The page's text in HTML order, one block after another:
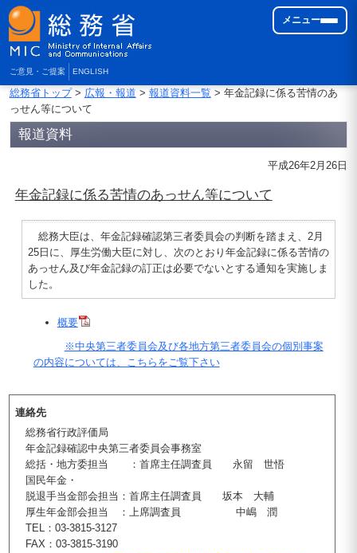
ご意見・ご提案 ENGLISH
メニュー
総務省トップ> 広報・報道 > 報道資料一覧> 年金記録に係る苦情のあ
っせん等について
報道資料
平成26年2月26日
年金記録に係る苦情のあっせん等について
総務大臣は、年金記録確認第三者委員会の判断を踏まえ、2月
25日に、厚生労働大臣に対し、次のとおり年金記録に係る苦情の
あっせん及び年金記録の訂正は必要でないとする通知を実施しま
した。
概要
※中央第三者委員会及び各地方第三者委員会の個別事案
の内容については、こちらをご覧下さい
連絡先
総務省行政評価局
年金記録確認中央第三者委員会事務室
総括・地方委担当 ：首席主任調査員 永留 世悟
国民年金・
脱退手当金部会担当：首席主任調査員 坂本 大輔
厚生年金部会担当 ：上席調査員 中嶋 潤
TEL：03-3815-3127
FAX：03-3815-3190